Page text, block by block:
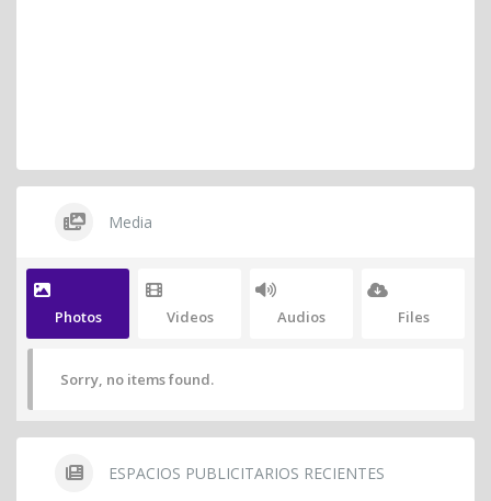
Media
Photos Videos Audios Files
Sorry, no items found.
ESPACIOS PUBLICITARIOS RECIENTES